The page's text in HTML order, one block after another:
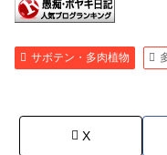
サボテン・多肉植物
X